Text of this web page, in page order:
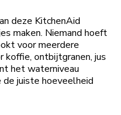
deze KitchenAid
maken. Niemand hoeft
voor meerdere
koffie, ontbijtgranen, jus
het waterniveau
juiste hoeveelheid